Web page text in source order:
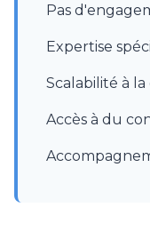
Pas
Expertise
Scalabilité à la
Accès à du